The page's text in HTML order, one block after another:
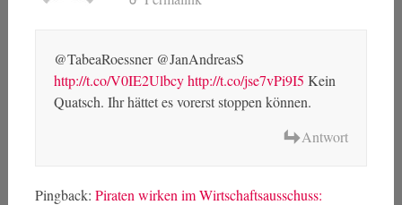
@TabeaRoessner @JanAndreasS
http://t.co/V0IE2Ulbcyhttp://t.co/jse7vPi9I5 Kein
Quatsch. Ihr hättet es vorerst stoppen können.
Antwort
Pingback: Piraten wirken im Wirtschaftsausschuss: